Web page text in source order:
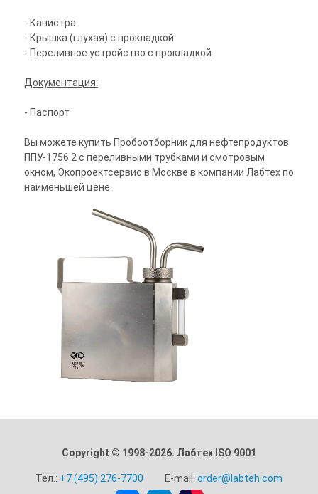
- Канистра
- Крышка (глухая) с прокладкой
- Переливное устройство с прокладкой
Документация:
- Паспорт
Вы можете купить Пробоотборник для нефтепродуктов
ППУ-1756.2 с переливными трубками и смотровым
окном, Экопроектсервис в Москве в компании Лабтех по
наименьшей цене.
Copyright © 1998-2026. Лабтех ISO 9001
Тел.: +7 (495) 276-7700 E-mail: order@labteh.com